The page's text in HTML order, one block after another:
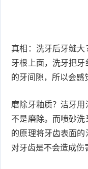
真相：洗牙后牙缝
牙根上面，洗牙把
的牙间隙，所以会感
磨除牙釉质？洁牙用
不是磨除。而喷砂洗
的原理将牙齿表面
对牙齿是不会造成伤